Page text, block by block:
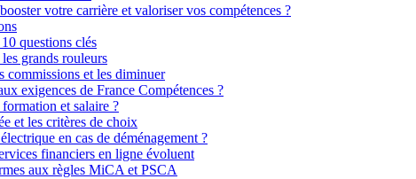
votre carrière et valoriser vos compétences ?
questions clés
grands rouleurs
et les diminuer
exigences de France Compétences ?
et salaire ?
et les critères de choix
en cas de déménagement ?
financiers en ligne évoluent
aux règles MiCA et PSCA